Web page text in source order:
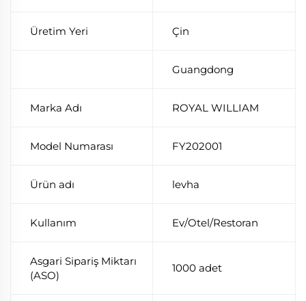
Üretim Yeri Çin
Guangdong
Marka Adı ROYAL WILLIAM
Model Numarası FY202001
Ürün adı levha
Kullanım Ev/Otel/Restoran
Asgari Sipariş Miktarı
(ASO)
1000 adet